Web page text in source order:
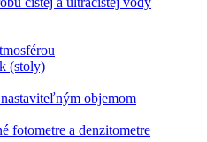
(stoly)
objemom
fotometre a denzitometre